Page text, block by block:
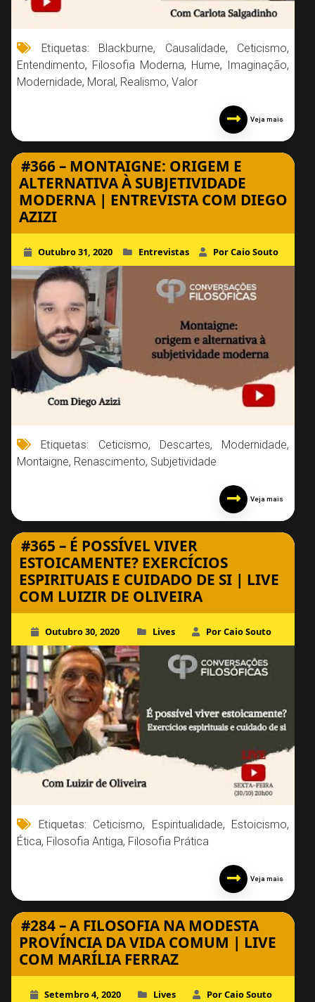
Etiquetas: Blackburne, Causalidade, Ceticismo,
Entendimento, Filosofia Moderna, Hume, Imaginação,
Modernidade, Moral, Realismo, Valor
Veja mais
#366 – MONTAIGNE: ORIGEM E
ALTERNATIVA À SUBJETIVIDADE
MODERNA | ENTREVISTA COM DIEGO
AZIZI
Outubro 31, 2020 Entrevistas Por Caio Souto
Etiquetas: Ceticismo, Descartes, Modernidade,
Montaigne, Renascimento, Subjetividade
Veja mais
#365 – É POSSÍVEL VIVER
ESTOICAMENTE? EXERCÍCIOS
ESPIRITUAIS E CUIDADO DE SI | LIVE
COM LUIZIR DE OLIVEIRA
Outubro 30, 2020 Lives Por Caio Souto
Etiquetas: Ceticismo, Espiritualidade, Estoicismo,
Ética, Filosofia Antiga, Filosofia Prática
Veja mais
#284 – A FILOSOFIA NA MODESTA
PROVÍNCIA DA VIDA COMUM | LIVE
COM MARÍLIA FERRAZ
Setembro 4, 2020 Lives Por Caio Souto